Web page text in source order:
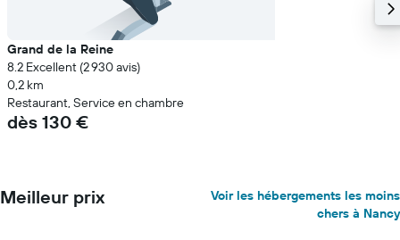
Grand de la Reine
8.2 Excellent (2 930 avis)
0,2 km
Restaurant, Service en chambre
dès 130 €
Meilleur prix
Voir les hébergements les moins
chers à Nancy